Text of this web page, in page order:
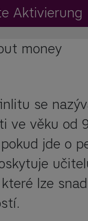
Aktivierung
money
se
ve věku od
jde o
lze